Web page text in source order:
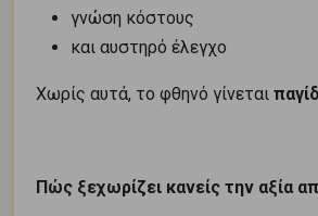
γνώση κόστους
και αυστηρό έλεγχο
Χωρίς αυτά, το φθηνό γίνεται
Πώς ξεχωρίζει κανείς την αξία